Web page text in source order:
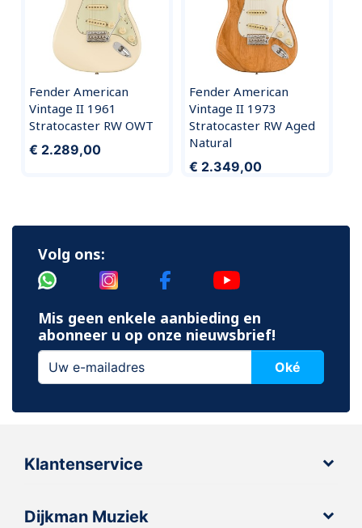
Fender American
Vintage II 1961
Stratocaster RW OWT
€ 2.289,00
Fender American
Vintage II 1973
Stratocaster RW Aged
Natural
€ 2.349,00
Volg ons:
Mis geen enkele aanbieding en
abonneer u op onze nieuwsbrief!
Oké
Klantenservice
Dijkman Muziek